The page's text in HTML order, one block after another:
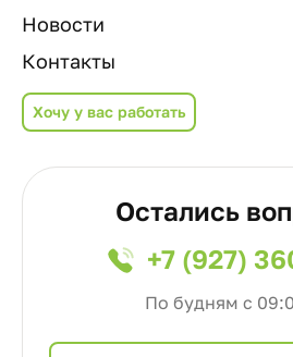
Новости
Контакты
Хочу у вас работать
Остались
+7 (927)
По будням с